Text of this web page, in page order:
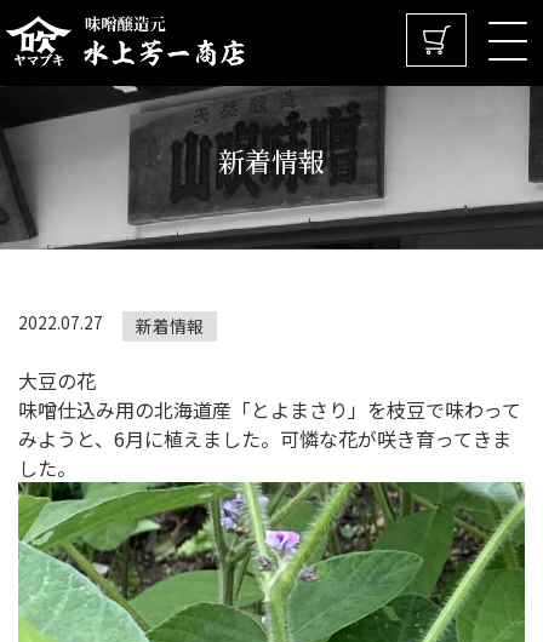
新着情報
2022.07.27 新着情報
大豆の花
味噌仕込み用の北海道産「とよまさり」を枝豆で味わって
みようと、6月に植えました。可憐な花が咲き育ってきま
した。